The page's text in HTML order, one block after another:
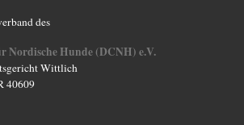
des
Nordische Hunde (DCNH) e.V.
Wittlich
40609